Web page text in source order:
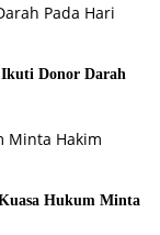
Donor Darah
Hukum Minta